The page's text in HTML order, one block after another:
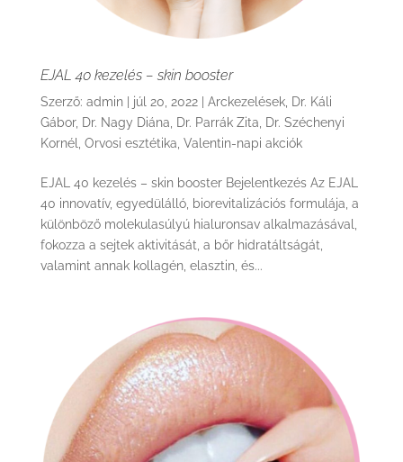
EJAL 40 kezelés – skin booster
Szerző: admin| júl 20, 2022| Arckezelések, Dr. Káli
Gábor, Dr. Nagy Diána Dr. Parrák Zita Dr. Széchenyi
Kornél Orvosi esztétika Valentin-napi akciók
EJAL 40 kezelés – skin booster Bejelentkezés Az EJAL
40 innovatív, egyedülálló, biorevitalizációs formulája, a
különböző molekulasúlyú hialuronsav alkalmazásával,
fokozza a sejtek aktivitását, a bőr hidratáltságát,
valamint annak kollagén, elasztin, és...